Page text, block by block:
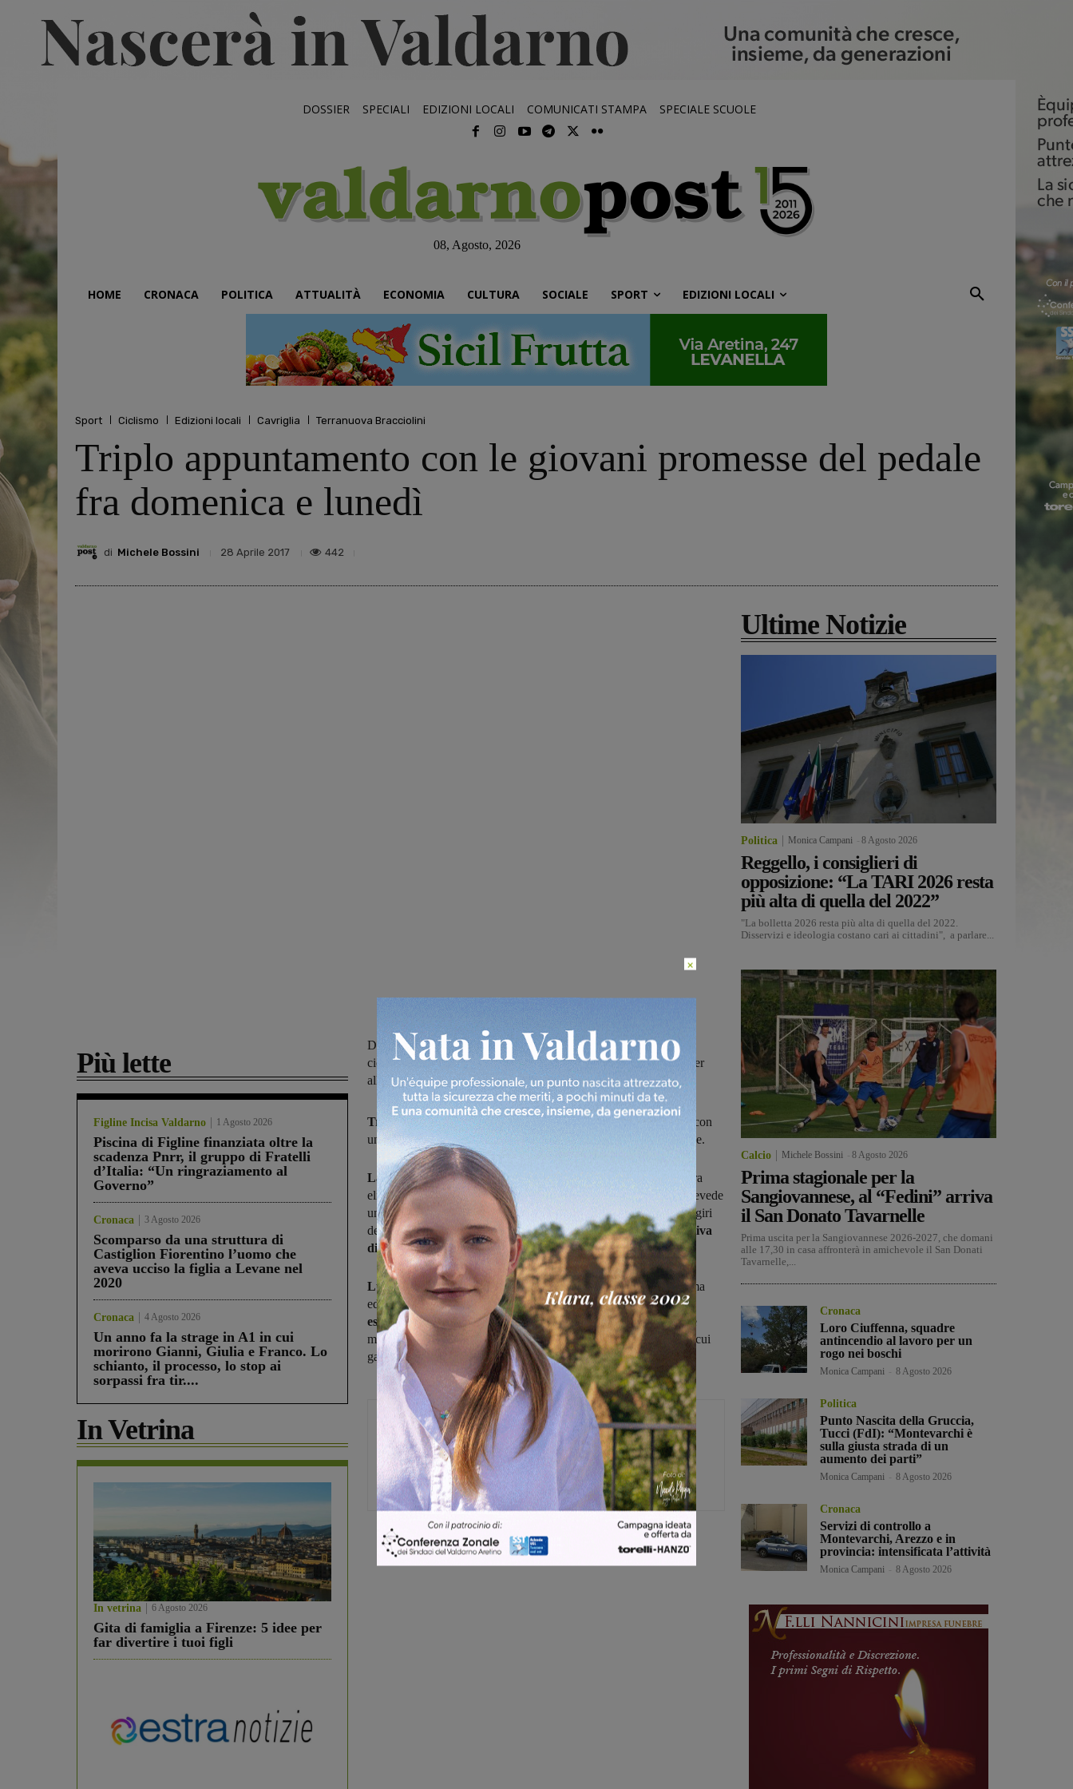
DOSSIER SPECIALI EDIZIONI LOCALI COMUNICATI STAMPA SPECIALE SCUOLE
08, Agosto, 2026
HOME CRONACA POLITICA ATTUALITÀ ECONOMIA CULTURA SOCIALE SPORT EDIZIONI LOCALI
Sport Ciclismo Edizioni locali Cavriglia Terranuova Bracciolini
Triplo appuntamento con le giovani promesse del pedale
fra domenica e lunedì
di Michele Bossini 28 Aprile 2017 442
Più lette
Figline Incisa Valdarno 1 Agosto 2026
Piscina di Figline finanziata oltre la
scadenza Pnrr, il gruppo di Fratelli
d’Italia: “Un ringraziamento al
Governo”
Cronaca 3 Agosto 2026
Scomparso da una struttura di
Castiglion Fiorentino l’uomo che
aveva ucciso la figlia a Levane nel
2020
Cronaca 4 Agosto 2026
Un anno fa la strage in A1 in cui
morirono Gianni, Giulia e Franco. Lo
schianto, il processo, lo stop ai
sorpassi fra tir....
In Vetrina
In vetrina 6 Agosto 2026
Gita di famiglia a Firenze: 5 idee per
far divertire i tuoi figli
Domenica pomeriggio gara per juniores a Terranuova, lunedì al
ciclodromo di Cavriglia una gara per esordienti femminili e una per
allieve
Tre appuntamenti di ciclismo giovanile
fra domenica e lunedì, con
una gara per juniores, una per esordienti femminile una per allieve.
La gara juniores,Trofeo circolo Arci Penna e antipasto della gara
elite e under 23 di lunedì, prenderà il via alle 15 di domenica e prevede
un primo tratto fra la Penna, bivio Casalini e Terranuova, poi sei giri
del circuito Loro-Terranuova-Penna, peruna distanza complessiva
di novantasette chilometri.
Lunedì Primo Maggio
si terrà al ciclodromo di Cavriglia la prima
edizione del"Trofeo Npm",con alle 14 il via alla garaper le
esordientiarticolata in dodici giri di un anello da due chilometri e
mezzo. Stesso percorso, ma da ripetere 16 volte perle allieve, la cui
gara avrà inizio alle 15.
Michele Bossini
Share
Ultime Notizie
Politica Monica Campani 8 Agosto 2026
Reggello, i consiglieri di
opposizione: “La TARI 2026 resta
più alta di quella del 2022”
"La bolletta 2026 resta più alta di quella del 2022.
Disservizi e ideologia costano cari ai cittadini", a parlare...
Calcio Michele Bossini 8 Agosto 2026
Prima stagionale per la
Sangiovannese, al “Fedini” arriva
il San Donato Tavarnelle
Prima uscita per la Sangiovannese 2026-2027, che domani
alle 17,30 in casa affronterà in amichevole il San Donati
Tavarnelle,...
Cronaca
Loro Ciuffenna, squadre
antincendio al lavoro per un
rogo nei boschi
Monica Campani 8 Agosto 2026
Politica
Punto Nascita della Gruccia,
Tucci (FdI): “Montevarchi è
sulla giusta strada di un
aumento dei parti”
Monica Campani 8 Agosto 2026
Cronaca
Servizi di controllo a
Montevarchi, Arezzo e in
provincia: intensificata l’attività
Monica Campani 8 Agosto 2026
×